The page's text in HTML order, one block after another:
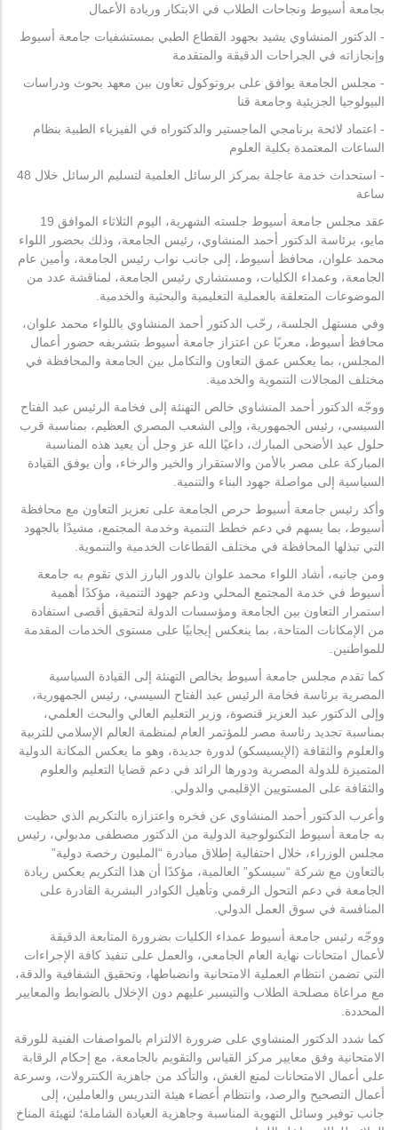
بجامعة أسيوط ونجاحات الطلاب في الابتكار وريادة الأعمال
- الدكتور المنشاوي يشيد بجهود القطاع الطبي بمستشفيات جامعة أسيوط
وإنجازاته في الجراحات الدقيقة والمتقدمة
- مجلس الجامعة يوافق على بروتوكول تعاون بين معهد بحوث ودراسات
البيولوجيا الجزيئية وجامعة قنا
- اعتماد لائحة برنامجي الماجستير والدكتوراه في الفيزياء الطبية بنظام
الساعات المعتمدة بكلية العلوم
- استحداث خدمة عاجلة بمركز الرسائل العلمية لتسليم الرسائل خلال 48
ساعة
عقد مجلس جامعة أسيوط جلسته الشهرية، اليوم الثلاثاء الموافق 19
مايو، برئاسة الدكتور أحمد المنشاوي، رئيس الجامعة، وذلك بحضور اللواء
محمد علوان، محافظ أسيوط، إلى جانب نواب رئيس الجامعة، وأمين عام
الجامعة، وعمداء الكليات، ومستشاري رئيس الجامعة، لمناقشة عدد من
الموضوعات المتعلقة بالعملية التعليمية والبحثية والخدمية.
وفي مستهل الجلسة، رحّب الدكتور أحمد المنشاوي باللواء محمد علوان،
محافظ أسيوط، معربًا عن اعتزاز جامعة أسيوط بتشريفه حضور أعمال
المجلس، بما يعكس عمق التعاون والتكامل بين الجامعة والمحافظة في
مختلف المجالات التنموية والخدمية.
ووجّه الدكتور أحمد المنشاوي خالص التهنئة إلى فخامة الرئيس عبد الفتاح
السيسي، رئيس الجمهورية، وإلى الشعب المصري العظيم، بمناسبة قرب
حلول عيد الأضحى المبارك، داعيًا الله عز وجل أن يعيد هذه المناسبة
المباركة على مصر بالأمن والاستقرار والخير والرخاء، وأن يوفق القيادة
السياسية إلى مواصلة جهود البناء والتنمية.
وأكد رئيس جامعة أسيوط حرص الجامعة على تعزيز التعاون مع محافظة
أسيوط، بما يسهم في دعم خطط التنمية وخدمة المجتمع، مشيدًا بالجهود
التي تبذلها المحافظة في مختلف القطاعات الخدمية والتنموية.
ومن جانبه، أشاد اللواء محمد علوان بالدور البارز الذي تقوم به جامعة
أسيوط في خدمة المجتمع المحلي ودعم جهود التنمية، مؤكدًا أهمية
استمرار التعاون بين الجامعة ومؤسسات الدولة لتحقيق أقصى استفادة
من الإمكانات المتاحة، بما ينعكس إيجابيًا على مستوى الخدمات المقدمة
للمواطنين.
كما تقدم مجلس جامعة أسيوط بخالص التهنئة إلى القيادة السياسية
المصرية برئاسة فخامة الرئيس عبد الفتاح السيسي، رئيس الجمهورية،
وإلى الدكتور عبد العزيز قنصوة، وزير التعليم العالي والبحث العلمي،
بمناسبة تجديد رئاسة مصر للمؤتمر العام لمنظمة العالم الإسلامي للتربية
والعلوم والثقافة (الإيسيسكو) لدورة جديدة، وهو ما يعكس المكانة الدولية
المتميزة للدولة المصرية ودورها الرائد في دعم قضايا التعليم والعلوم
والثقافة على المستويين الإقليمي والدولي.
وأعرب الدكتور أحمد المنشاوي عن فخره واعتزازه بالتكريم الذي حظيت
به جامعة أسيوط التكنولوجية الدولية من الدكتور مصطفى مدبولي، رئيس
مجلس الوزراء، خلال احتفالية إطلاق مبادرة “المليون رخصة دولية”
بالتعاون مع شركة “سيسكو” العالمية، مؤكدًا أن هذا التكريم يعكس ريادة
الجامعة في دعم التحول الرقمي وتأهيل الكوادر البشرية القادرة على
المنافسة في سوق العمل الدولي.
ووجّه رئيس جامعة أسيوط عمداء الكليات بضرورة المتابعة الدقيقة
لأعمال امتحانات نهاية العام الجامعي، والعمل على تنفيذ كافة الإجراءات
التي تضمن انتظام العملية الامتحانية وانضباطها، وتحقيق الشفافية والدقة،
مع مراعاة مصلحة الطلاب والتيسير عليهم دون الإخلال بالضوابط والمعايير
المحددة.
كما شدد الدكتور المنشاوي على ضرورة الالتزام بالمواصفات الفنية للورقة
الامتحانية وفق معايير مركز القياس والتقويم بالجامعة، مع إحكام الرقابة
على أعمال الامتحانات لمنع الغش، والتأكد من جاهزية الكنترولات، وسرعة
أعمال التصحيح والرصد، وانتظام أعضاء هيئة التدريس والعاملين، إلى
جانب توفير وسائل التهوية المناسبة وجاهزية العيادة الشاملة؛ لتهيئة المناخ